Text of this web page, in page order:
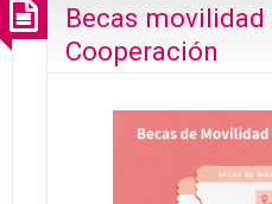
Becas movilidad
Cooperación